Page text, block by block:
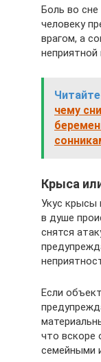
Боль во
человеку
врагом, а
чему
Крыса
Укус крысы
в душе
снятся
Если
что вскоре
семейными